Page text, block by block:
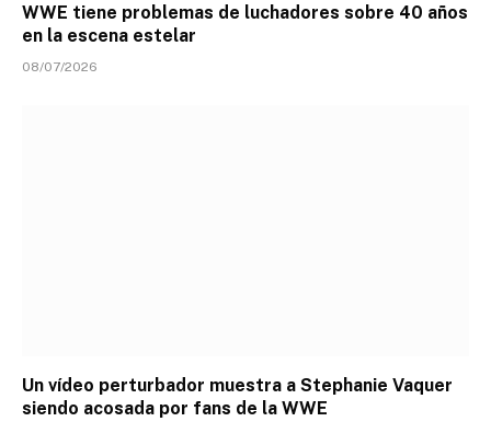
WWE tiene problemas de luchadores sobre 40 años
en la escena estelar
08/07/2026
Un vídeo perturbador muestra a Stephanie Vaquer
siendo acosada por fans de la WWE